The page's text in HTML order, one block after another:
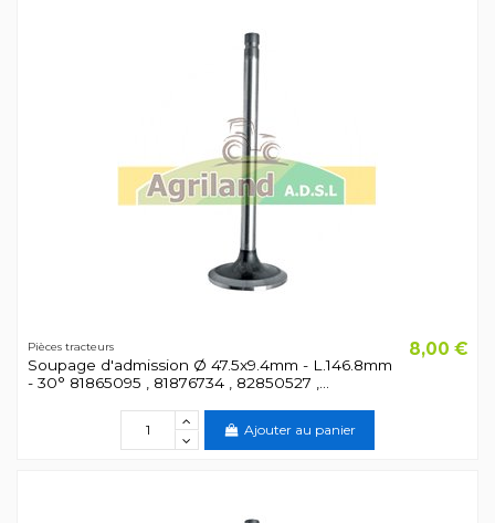
Pièces tracteurs
Soupage d'admission Ø 47.5x9.4mm - L.146.8mm
- 30° 81865095 , 81876734 , 82850527 ,...
8,00 €
Ajouter au panier